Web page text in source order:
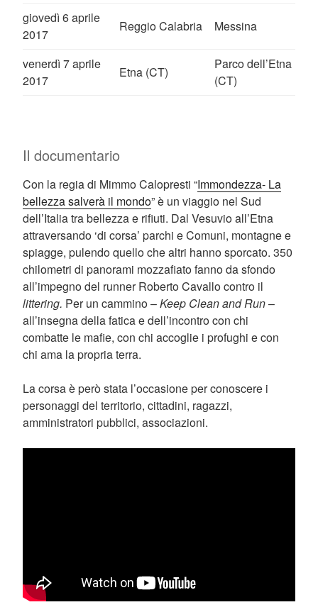
giovedì 6 aprile
2017
Reggio Calabria Messina
venerdì 7 aprile
2017
Etna (CT)
Parco dell’Etna
(CT)
Il documentario
Con la regia di Mimmo Calopresti “Immondezza- La
bellezza salverà il mondo” è un viaggio nel Sud
dell’Italia tra bellezza e rifiuti. Dal Vesuvio all’Etna
attraversando ‘di corsa’ parchi e Comuni, montagne e
spiagge, pulendo quello che altri hanno sporcato. 350
chilometri di panorami mozzafiato fanno da sfondo
all’impegno del runner Roberto Cavallo contro il
littering. Per un cammino –Keep Clean and Run–
all’insegna della fatica e dell’incontro con chi
combatte le mafie, con chi accoglie i profughi e con
chi ama la propria terra.
La corsa è però stata l’occasione per conoscere i
personaggi del territorio, cittadini, ragazzi,
amministratori pubblici, associazioni.